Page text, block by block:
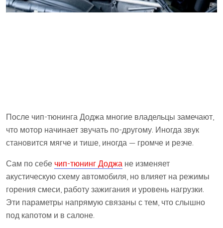
После чип-тюнинга Доджа многие владельцы замечают,
что мотор начинает звучать по-другому. Иногда звук
становится мягче и тише, иногда — громче и резче.
Сам по себе чип-тюнинг Доджа не изменяет
акустическую схему автомобиля, но влияет на режимы
горения смеси, работу зажигания и уровень нагрузки.
Эти параметры напрямую связаны с тем, что слышно
под капотом и в салоне.